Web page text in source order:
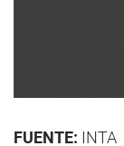
FUENTE: INTA